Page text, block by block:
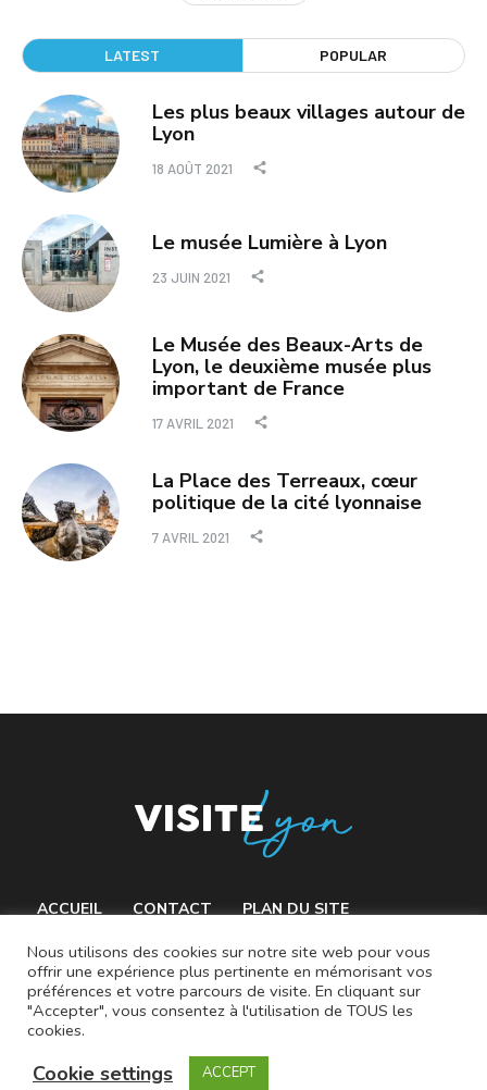
LATEST POPULAR
Les plus beaux villages autour de
Lyon
18 AOÛT 2021
Le musée Lumière à Lyon
23 JUIN 2021
Le Musée des Beaux-Arts de
Lyon, le deuxième musée plus
important de France
17 AVRIL 2021
La Place des Terreaux, cœur
politique de la cité lyonnaise
7 AVRIL 2021
ACCUEIL CONTACT
PLAN DU SITE
Nous utilisons des cookies sur notre site web pour vous
offrir une expérience plus pertinente en mémorisant vos
préférences et votre parcours de visite. En cliquant sur
"Accepter", vous consentez à l'utilisation de TOUS les
cookies.
Cookie settings ACCEPT